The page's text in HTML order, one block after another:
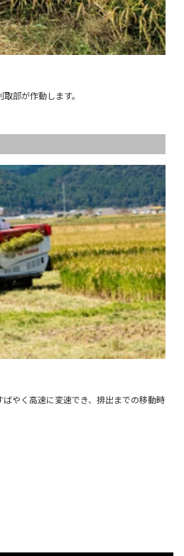
部が作動します。
やく高速に変速でき、排出までの移動時